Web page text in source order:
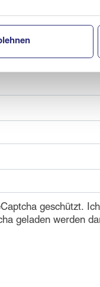
Audi FIS
geschützt.
geladen werden